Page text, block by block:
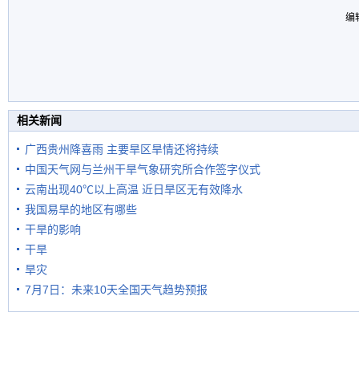
编
相关新闻
广西贵州降喜雨 主要旱区旱情还将持续
中国天气网与兰州干旱气象研究所合作签字仪式
云南出现40℃以上高温 近日旱区无有效降水
我国易旱的地区有哪些
干旱的影响
干旱
旱灾
7月7日：未来10天全国天气趋势预报